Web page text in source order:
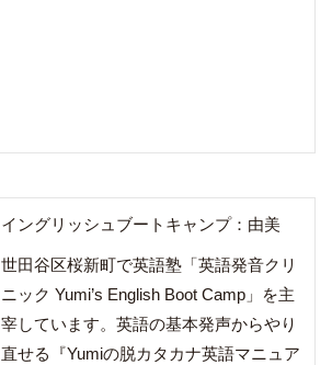
イングリッシュブートキャンプ：由美
世田谷区桜新町で英語塾「英語発音クリ
ニック Yumi’s English Boot Camp」を主
宰しています。英語の基本発声からやり
直せる『Yumiの脱カタカナ英語マニュア